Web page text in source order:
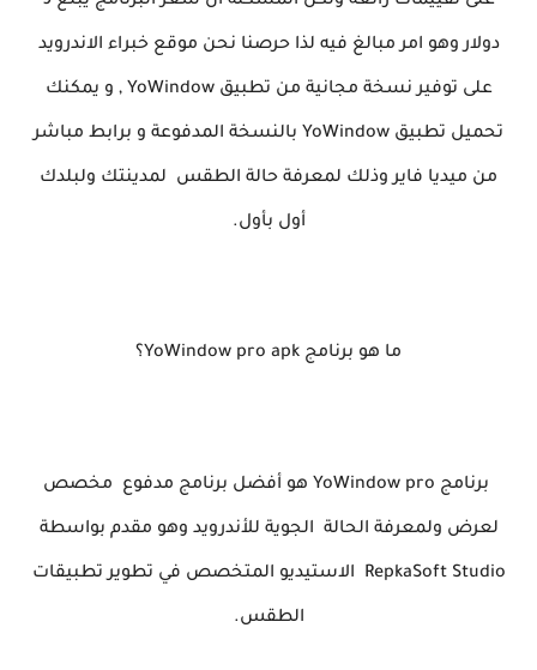
دولار وهو امر مبالغ فيه لذا حرصنا نحن موقع خبراء الاندرويد
على توفير نسخة مجانية من تطبيق YoWindow , و يمكنك
تحميل تطبيق YoWindow بالنسخة المدفوعة و برابط مباشر
من ميديا فاير وذلك لمعرفة حالة الطقس لمدينتك ولبلدك
أول بأول.
ما هو برنامج YoWindow pro apk؟
برنامج YoWindow pro هو أفضل برنامج مدفوع مخصص
لعرض ولمعرفة الحالة الجوية للأندرويد وهو مقدم بواسطة
RepkaSoft Studio الاستيديو المتخصص في تطوير تطبيقات
الطقس.